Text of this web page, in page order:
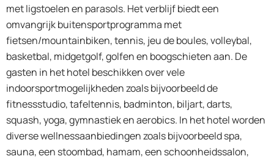
met ligstoelen en parasols. Het verblijf biedt een
omvangrijk buitensportprogramma met
fietsen/mountainbiken, tennis, jeu de boules, volleybal,
basketbal, midgetgolf, golfen en boogschieten aan. De
gasten in het hotel beschikken over vele
indoorsportmogelijkheden zoals bijvoorbeeld de
fitnessstudio, tafeltennis, badminton, biljart, darts,
squash, yoga, gymnastiek en aerobics. In het hotel worden
diverse wellnessaanbiedingen zoals bijvoorbeeld spa,
sauna, een stoombad, hamam, een schoonheidssalon,